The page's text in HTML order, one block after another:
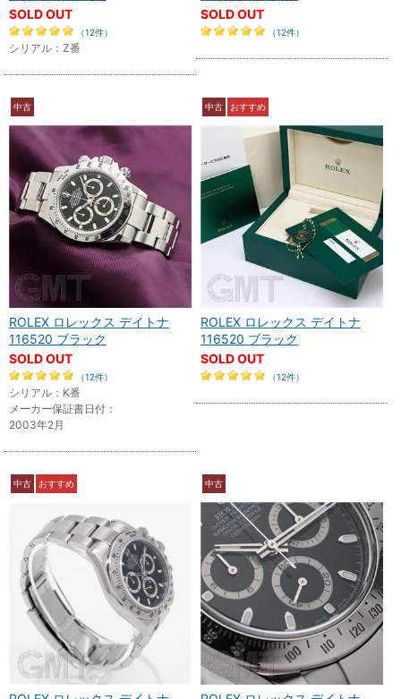
SOLD OUT
（12件）
シリアル：Z番
SOLD OUT
（12件）
中古
ROLEX ロレックス デイトナ
116520 ブラック
SOLD OUT
（12件）
シリアル：K番
メーカー保証書日付：
2003年2月
中古 おすすめ
ROLEX ロレックス デイトナ
116520 ブラック
SOLD OUT
（12件）
中古 おすすめ 中古